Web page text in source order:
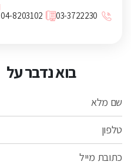
בוא נדבר על
שם מלא
טלפון
כתובת מייל
03-3722230
04-8203102